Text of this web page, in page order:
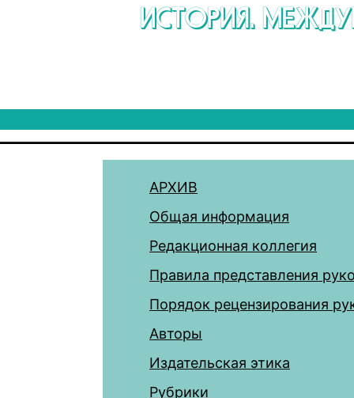
ИСТОРИЯ.
АРХИВ
Общая информация
Редакционная коллегия
Правила представления
Порядок рецензирования
Авторы
Издательская этика
Рубрики